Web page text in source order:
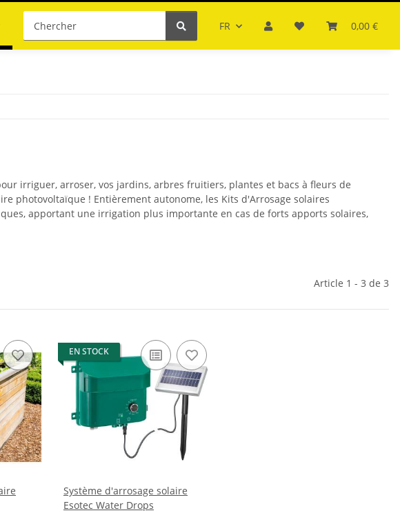
FR 0,00 €
irriguer, arroser, vos jardins, arbres fruitiers, plantes et bacs à fleurs de
photovoltaïque ! Entièrement autonome, les Kits d'Arrosage solaires
apportant une irrigation plus importante en cas de forts apports solaires,
Article 1 - 3 de 3
EN STOCK
Système d'arrosage solaire
Esotec Water Drops